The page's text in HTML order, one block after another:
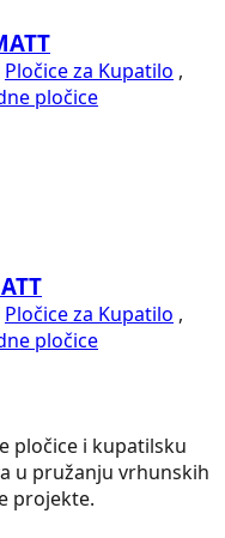
Pločice za Kupatilo ,
pločice
Pločice za Kupatilo ,
pločice
pločice i kupatilsku
u pružanju vrhunskih
projekte.